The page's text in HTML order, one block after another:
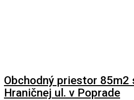
Obchodný priestor 85m2
Hraničnej ul. v Poprade